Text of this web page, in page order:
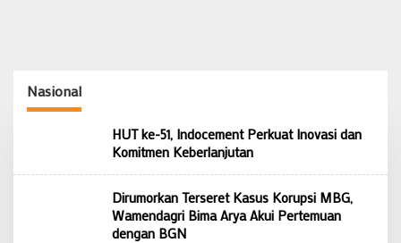
Nasional
HUT ke-51, Indocement Perkuat Inovasi dan
Komitmen Keberlanjutan
Dirumorkan Terseret Kasus Korupsi MBG,
Wamendagri Bima Arya Akui Pertemuan
dengan BGN